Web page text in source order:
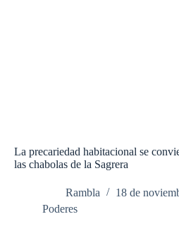
La precariedad habitacional se
las chabolas de la Sagrera
Rambla
18 de
Poderes